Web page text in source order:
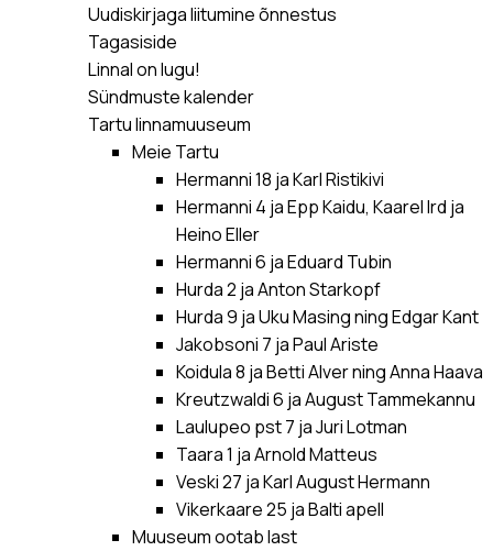
Uudiskirjaga liitumine õnnestus
Tagasiside
Linnal on lugu!
Sündmuste kalender
Tartu linnamuuseum
Meie Tartu
Hermanni 18 ja Karl Ristikivi
Hermanni 4 ja Epp Kaidu, Kaarel Ird ja
Heino Eller
Hermanni 6 ja Eduard Tubin
Hurda 2 ja Anton Starkopf
Hurda 9 ja Uku Masing ning Edgar Kant
Jakobsoni 7 ja Paul Ariste
Koidula 8 ja Betti Alver ning Anna Haava
Kreutzwaldi 6 ja August Tammekannu
Laulupeo pst 7 ja Juri Lotman
Taara 1 ja Arnold Matteus
Veski 27 ja Karl August Hermann
Vikerkaare 25 ja Balti apell
Muuseum ootab last